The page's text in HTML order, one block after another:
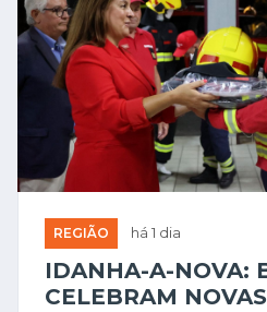
REGIÃO há 1 dia
IDANHA-A-NOVA:
CELEBRAM